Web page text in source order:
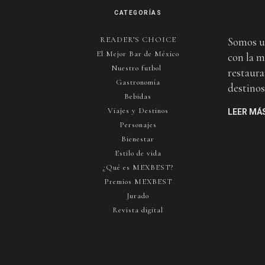
CATEGORÍAS
READER’S CHOICE
El Mejor Bar de México
Nuestro futbol
Gastronomía
Bebidas
Viajes y Destinos
Personajes
Bienestar
Estilo de vida
¿Qué es MEXBEST?
Premios MEXBEST
Jurado
Revista digital
Somos
con la
LEER